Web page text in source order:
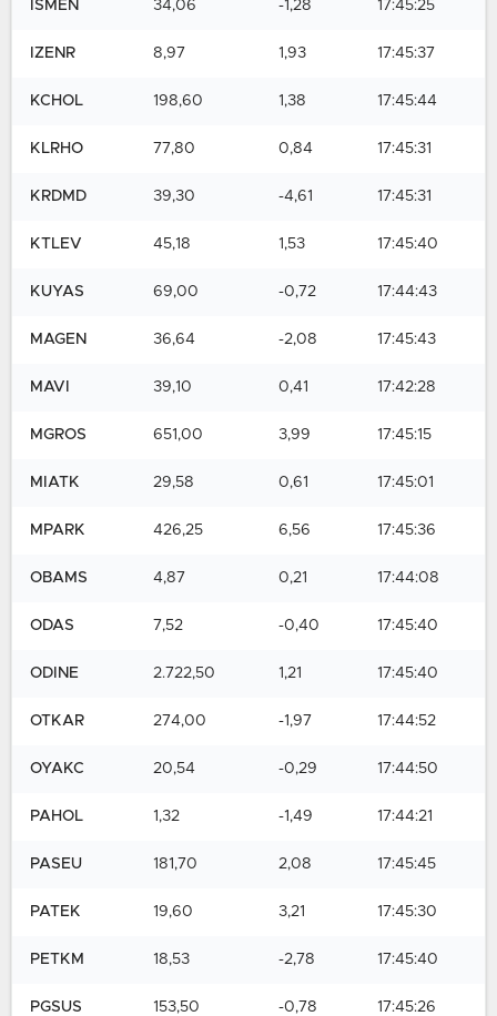
ISMEN 34,06 -1,28 17:45:25
IZENR 8,97 1,93 17:45:37
KCHOL 198,60 1,38 17:45:44
KLRHO 77,80 0,84 17:45:31
KRDMD 39,30 -4,61 17:45:31
KTLEV 45,18 1,53 17:45:40
KUYAS 69,00 -0,72 17:44:43
MAGEN 36,64 -2,08 17:45:43
MAVI 39,10 0,41 17:42:28
MGROS 651,00 3,99 17:45:15
MIATK 29,58 0,61 17:45:01
MPARK 426,25 6,56 17:45:36
OBAMS 4,87 0,21 17:44:08
ODAS 7,52 -0,40 17:45:40
ODINE 2.722,50 1,21 17:45:40
OTKAR 274,00 -1,97 17:44:52
OYAKC 20,54 -0,29 17:44:50
PAHOL 1,32 -1,49 17:44:21
PASEU 181,70 2,08 17:45:45
PATEK 19,60 3,21 17:45:30
PETKM 18,53 -2,78 17:45:40
PGSUS 153,50 -0,78 17:45:26